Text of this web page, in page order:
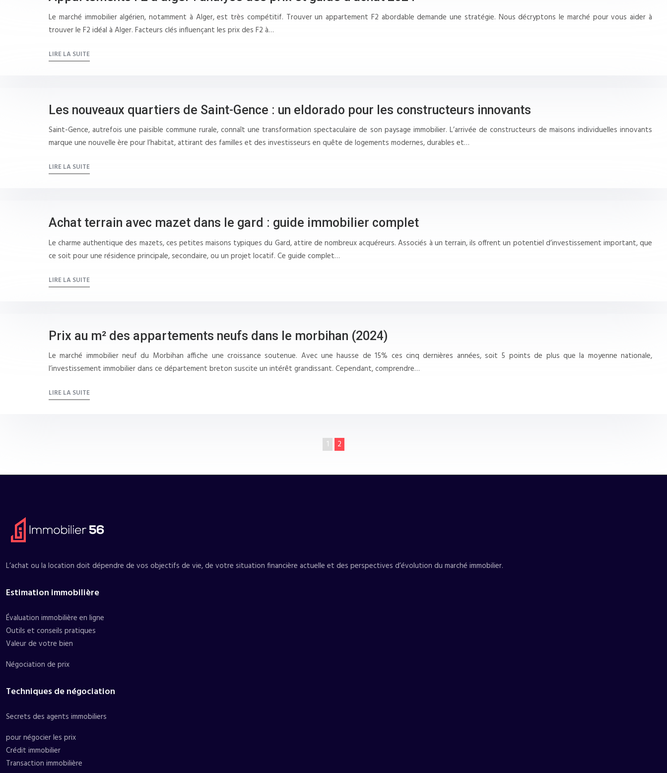
Le marché immobilier algérien, notamment à Alger, est très compétitif. Trouver un appartement F2 abordable demande une stratégie. Nous décryptons le marché pour vous aider à
trouver le F2 idéal à Alger. Facteurs clés influençant les prix des F2 à…
LIRE LA SUITE
Les nouveaux quartiers de Saint-Gence : un eldorado pour les constructeurs innovants
Saint-Gence, autrefois une paisible commune rurale, connaît une transformation spectaculaire de son paysage immobilier. L’arrivée de constructeurs de maisons individuelles innovants
marque une nouvelle ère pour l’habitat, attirant des familles et des investisseurs en quête de logements modernes, durables et…
LIRE LA SUITE
Achat terrain avec mazet dans le gard : guide immobilier complet
Le charme authentique des mazets, ces petites maisons typiques du Gard, attire de nombreux acquéreurs. Associés à un terrain, ils offrent un potentiel d’investissement important, que
ce soit pour une résidence principale, secondaire, ou un projet locatif. Ce guide complet…
LIRE LA SUITE
Prix au m² des appartements neufs dans le morbihan (2024)
Le marché immobilier neuf du Morbihan affiche une croissance soutenue. Avec une hausse de 15% ces cinq dernières années, soit 5 points de plus que la moyenne nationale,
l’investissement immobilier dans ce département breton suscite un intérêt grandissant. Cependant, comprendre…
LIRE LA SUITE
1 2
L’achat ou la location doit dépendre de vos objectifs de vie, de votre situation financière actuelle et des perspectives d’évolution du marché immobilier.
Estimation immobilière
Évaluation immobilière en ligne
Outils et conseils pratiques
Valeur de votre bien
Négociation de prix
Techniques de négociation
Secrets des agents immobiliers
pour négocier les prix
Crédit immobilier
Transaction immobilière